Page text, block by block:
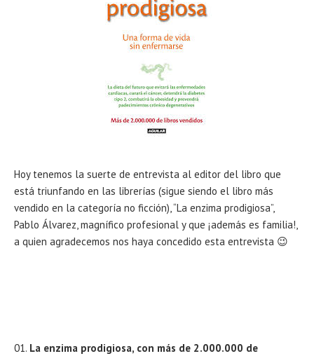
Hoy tenemos la suerte de entrevista al editor del libro que
está triunfando en las librerías (sigue siendo el libro más
vendido en la categoría no ficción), “La enzima prodigiosa”,
Pablo Álvarez, magnífico profesional y que ¡además es familia!,
a quien agradecemos nos haya concedido esta entrevista 😉
La enzima prodigiosa, con más de 2.000.000 de